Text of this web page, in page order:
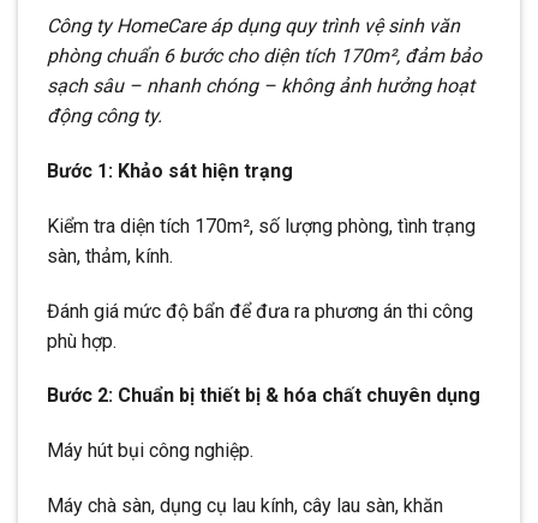
Công ty HomeCare áp dụng quy trình vệ sinh văn
phòng chuẩn 6 bước cho diện tích 170m², đảm bảo
sạch sâu – nhanh chóng – không ảnh hưởng hoạt
động công ty.
Bước 1: Khảo sát hiện trạng
Kiểm tra diện tích 170m², số lượng phòng, tình trạng
sàn, thảm, kính.
Đánh giá mức độ bẩn để đưa ra phương án thi công
phù hợp.
Bước 2: Chuẩn bị thiết bị & hóa chất chuyên dụng
Máy hút bụi công nghiệp.
Máy chà sàn, dụng cụ lau kính, cây lau sàn, khăn